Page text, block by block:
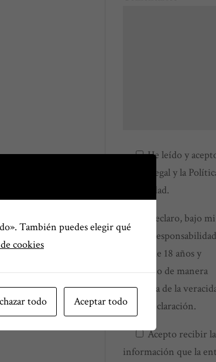
He leído y
Aviso Legaly la
Privacidad.
Declaro, bajo mi
propia
mayor de 18 años y
respondo de manera
exclusiva de la
dicha declaración.
Acepto recibir la
información que la
También puedes elegir qué
cookies
todo Aceptar todo